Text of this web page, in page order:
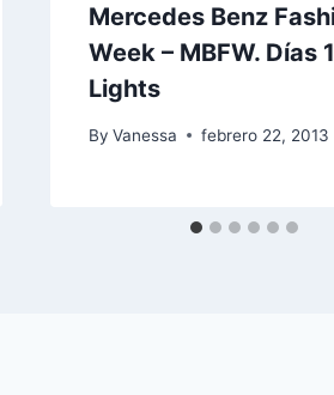
Mercedes Benz
Week – MBFW. Días
Lights
By Vanessa febrero 22, 2013